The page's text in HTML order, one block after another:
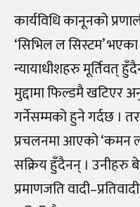
कार्यविधि कानूनको
‘सिभिल ल सिस्टम’
न्यायाधीशहरु मूर्तिवत्
मुद्दामा फिल्डमै खटिएर
गर्नेसम्मको हुने गर्दछ ।
प्रचलनमा आएको ‘कमन
सक्रिय हुँदैनन् । उनीहरु
प्रमाणजति